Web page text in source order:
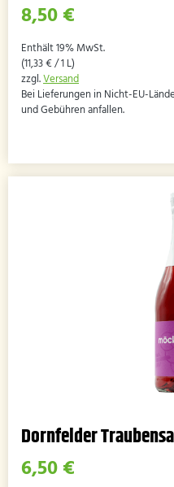
8,50€
Enthält 19% MwSt.
(11,33€/ 1 L)
zzgl.Versand
Bei Lieferungen in Nicht-EU-
und Gebühren anfallen.
Dornfelder
6,50€